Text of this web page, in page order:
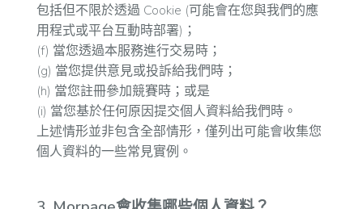
包括但不限於透過 Cookie (可能會在您與我們的應
用程式或平台互動時部署)；
(f) 當您透過本服務進行交易時；
(g) 當您提供意見或投訴給我們時；
(h) 當您註冊參加競賽時；或是
(i) 當您基於任何原因提交個人資料給我們時。
上述情形並非包含全部情形，僅列出可能會收集您
個人資料的一些常見實例。